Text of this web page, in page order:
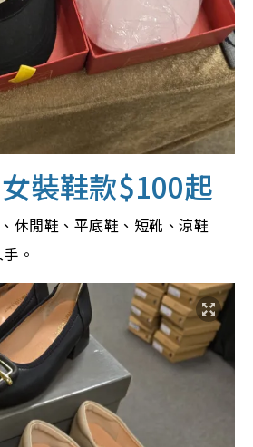
裝鞋款$100起
休閒鞋、平底鞋、短靴、涼鞋
。